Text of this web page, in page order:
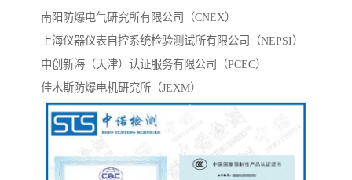
南阳防爆电气研究所有限公司（CNEX）
上海仪器仪表自控系统检验测试所有限公司（NEPSI）
中创新海（天津）认证服务有限公司（PCEC）
佳木斯防爆电机研究所（JEXM）